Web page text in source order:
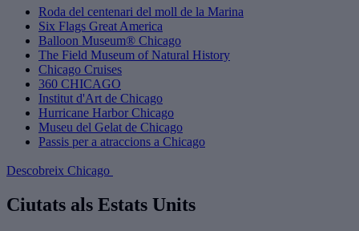
Roda del centenari del moll de la Marina
Six Flags Great America
Balloon Museum® Chicago
The Field Museum of Natural History
Chicago Cruises
360 CHICAGO
Institut d'Art de Chicago
Hurricane Harbor Chicago
Museu del Gelat de Chicago
Passis per a atraccions a Chicago
Descobreix Chicago
Ciutats als Estats Units